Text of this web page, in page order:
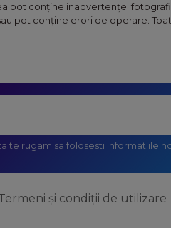
pot conţine inadvertenţe:
pot conţine erori de operare.
te rugam sa folosesti informatiile
și condiții de utilizare